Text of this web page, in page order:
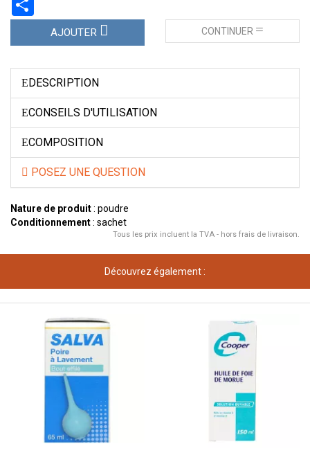
AJOUTER CONTINUER
DESCRIPTION
CONSEILS D'UTILISATION
COMPOSITION
POSEZ UNE QUESTION
Nature de produit: poudre
Conditionnement: sachet
Tous les prix incluent la TVA - hors frais de livraison.
Découvrez également :